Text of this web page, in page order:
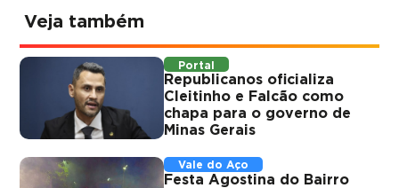
Veja também
Portal
Republicanos oficializa
Cleitinho e Falcão como
chapa para o governo de
Minas Gerais
Vale do Aço
Festa Agostina do Bairro